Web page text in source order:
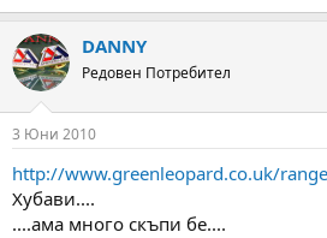
DANNY
Редовен Потребител
3 Юни 2010
http://www.greenleopard.co.uk/
Хубави....
....ама много скъпи бе....